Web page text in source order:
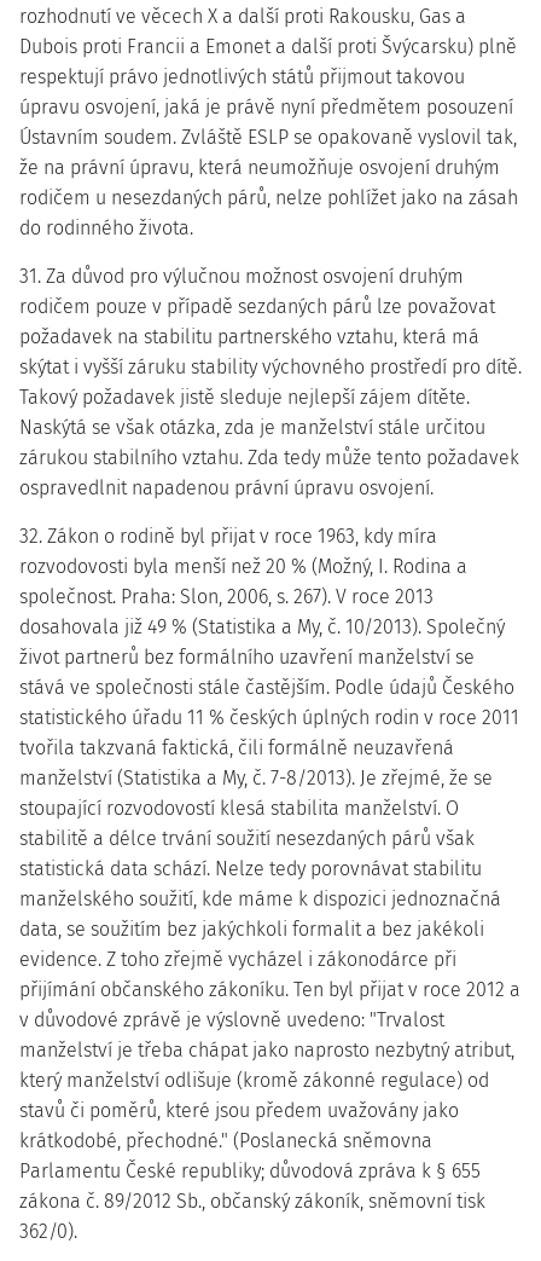
rozhodnutí ve věcech X a další proti Rakousku, Gas a
Dubois proti Francii a Emonet a další proti Švýcarsku) plně
respektují právo jednotlivých států přijmout takovou
úpravu osvojení, jaká je právě nyní předmětem posouzení
Ústavním soudem. Zvláště ESLP se opakovaně vyslovil tak,
že na právní úpravu, která neumožňuje osvojení druhým
rodičem u nesezdaných párů, nelze pohlížet jako na zásah
do rodinného života.
31. Za důvod pro výlučnou možnost osvojení druhým
rodičem pouze v případě sezdaných párů lze považovat
požadavek na stabilitu partnerského vztahu, která má
skýtat i vyšší záruku stability výchovného prostředí pro dítě.
Takový požadavek jistě sleduje nejlepší zájem dítěte.
Naskýtá se však otázka, zda je manželství stále určitou
zárukou stabilního vztahu. Zda tedy může tento požadavek
ospravedlnit napadenou právní úpravu osvojení.
32. Zákon o rodině byl přijat v roce 1963, kdy míra
rozvodovosti byla menší než 20 % (Možný, I. Rodina a
společnost. Praha: Slon, 2006, s. 267). V roce 2013
dosahovala již 49 % (Statistika a My, č. 10/2013). Společný
život partnerů bez formálního uzavření manželství se
stává ve společnosti stále častějším. Podle údajů Českého
statistického úřadu 11 % českých úplných rodin v roce 2011
tvořila takzvaná faktická, čili formálně neuzavřená
manželství (Statistika a My, č. 7-8/2013). Je zřejmé, že se
stoupající rozvodovostí klesá stabilita manželství. O
stabilitě a délce trvání soužití nesezdaných párů však
statistická data schází. Nelze tedy porovnávat stabilitu
manželského soužití, kde máme k dispozici jednoznačná
data, se soužitím bez jakýchkoli formalit a bez jakékoli
evidence. Z toho zřejmě vycházel i zákonodárce při
přijímání občanského zákoníku. Ten byl přijat v roce 2012 a
v důvodové zprávě je výslovně uvedeno: "Trvalost
manželství je třeba chápat jako naprosto nezbytný atribut,
který manželství odlišuje (kromě zákonné regulace) od
stavů či poměrů, které jsou předem uvažovány jako
krátkodobé, přechodné." (Poslanecká sněmovna
Parlamentu České republiky; důvodová zpráva k § 655
zákona č. 89/2012 Sb., občanský zákoník, sněmovní tisk
362/0).